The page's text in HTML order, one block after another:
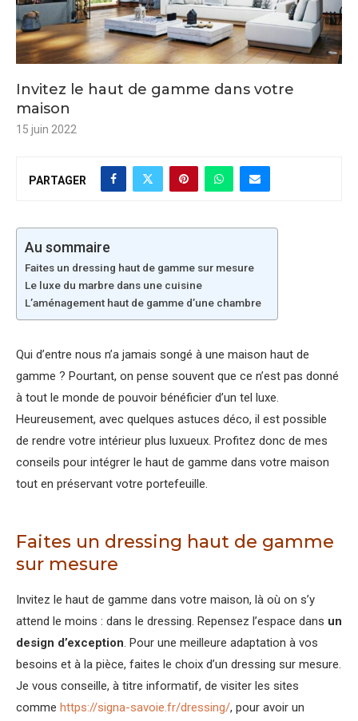
Invitez le haut de gamme dans votre
maison
15 juin 2022
PARTAGER
Au sommaire
Faites un dressing haut de gamme sur mesure
Le luxe du marbre dans une cuisine
L’aménagement haut de gamme d’une chambre
Qui d’entre nous n’a jamais songé à une maison haut de
gamme ? Pourtant, on pense souvent que ce n’est pas donné
à tout le monde de pouvoir bénéficier d’un tel luxe.
Heureusement, avec quelques astuces déco, il est possible
de rendre votre intérieur plus luxueux. Profitez donc de mes
conseils pour intégrer le haut de gamme dans votre maison
tout en préservant votre portefeuille.
Faites un dressing haut de gamme
sur mesure
Invitez le haut de gamme dans votre maison, là où on s’y
attend le moins : dans le dressing. Repensez l’espace dans un
design d’exception. Pour une meilleure adaptation à vos
besoins et à la pièce, faites le choix d’un dressing sur mesure.
Je vous conseille, à titre informatif, de visiter les sites
comme https://signa-savoie.fr/dressing/, pour avoir un